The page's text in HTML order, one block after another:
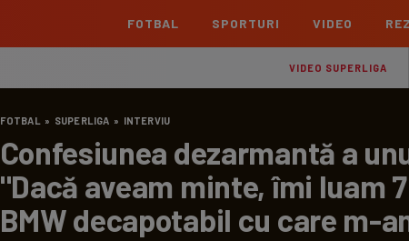
FOTBAL
Liga 2
Meciuri Clasament
Cupa României Betano
Echipe Meciuri
Echipe
SPORTURI VIDEO
VIDEO SUPERLIGA
FOTBAL » SUPERLIGA » INTERVIU
Confesiunea dezarmantă a
"Dacă aveam minte, îmi luam
BMW decapotabil cu care m-